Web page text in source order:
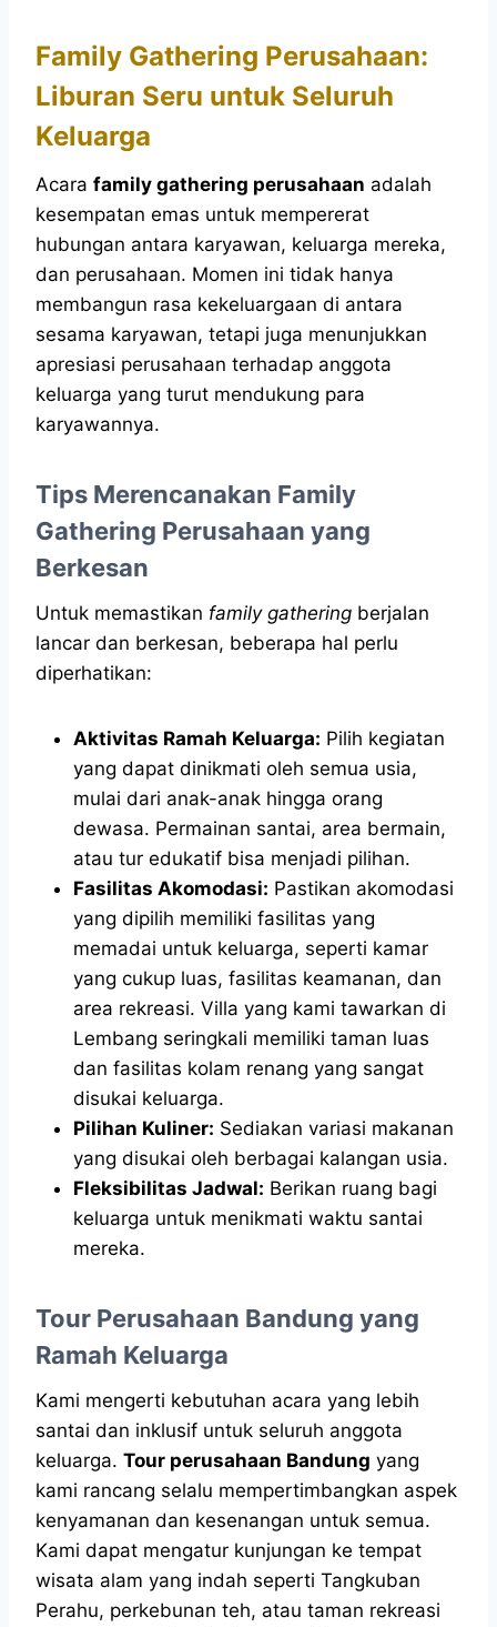
Family Gathering Perusahaan:
Liburan Seru untuk Seluruh
Keluarga
Acara family gathering perusahaan adalah
kesempatan emas untuk mempererat
hubungan antara karyawan, keluarga mereka,
dan perusahaan. Momen ini tidak hanya
membangun rasa kekeluargaan di antara
sesama karyawan, tetapi juga menunjukkan
apresiasi perusahaan terhadap anggota
keluarga yang turut mendukung para
karyawannya.
Tips Merencanakan Family
Gathering Perusahaan yang
Berkesan
Untuk memastikan family gathering berjalan
lancar dan berkesan, beberapa hal perlu
diperhatikan:
Aktivitas Ramah Keluarga: Pilih kegiatan
yang dapat dinikmati oleh semua usia,
mulai dari anak-anak hingga orang
dewasa. Permainan santai, area bermain,
atau tur edukatif bisa menjadi pilihan.
Fasilitas Akomodasi: Pastikan akomodasi
yang dipilih memiliki fasilitas yang
memadai untuk keluarga, seperti kamar
yang cukup luas, fasilitas keamanan, dan
area rekreasi. Villa yang kami tawarkan di
Lembang seringkali memiliki taman luas
dan fasilitas kolam renang yang sangat
disukai keluarga.
Pilihan Kuliner: Sediakan variasi makanan
yang disukai oleh berbagai kalangan usia.
Fleksibilitas Jadwal: Berikan ruang bagi
keluarga untuk menikmati waktu santai
mereka.
Tour Perusahaan Bandung yang
Ramah Keluarga
Kami mengerti kebutuhan acara yang lebih
santai dan inklusif untuk seluruh anggota
keluarga. Tour perusahaan Bandung yang
kami rancang selalu mempertimbangkan aspek
kenyamanan dan kesenangan untuk semua.
Kami dapat mengatur kunjungan ke tempat
wisata alam yang indah seperti Tangkuban
Perahu, perkebunan teh, atau taman rekreasi